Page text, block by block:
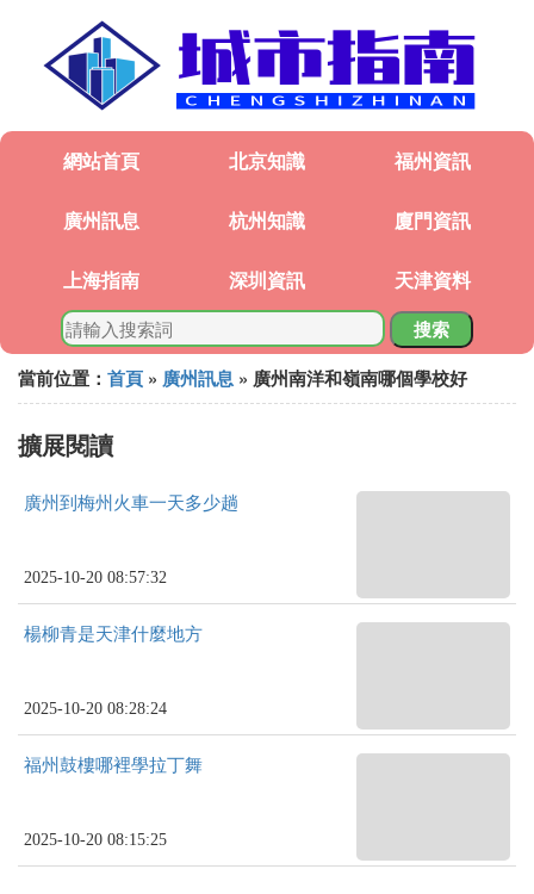
網站首頁 北京知識 福州資訊
廣州訊息 杭州知識 廈門資訊
上海指南 深圳資訊 天津資料
搜索
當前位置： 首頁 » 廣州訊息 » 廣州南洋和嶺南哪個學校好
擴展閱讀
廣州到梅州火車一天多少趟
2025-10-20 08:57:32
楊柳青是天津什麼地方
2025-10-20 08:28:24
福州鼓樓哪裡學拉丁舞
2025-10-20 08:15:25